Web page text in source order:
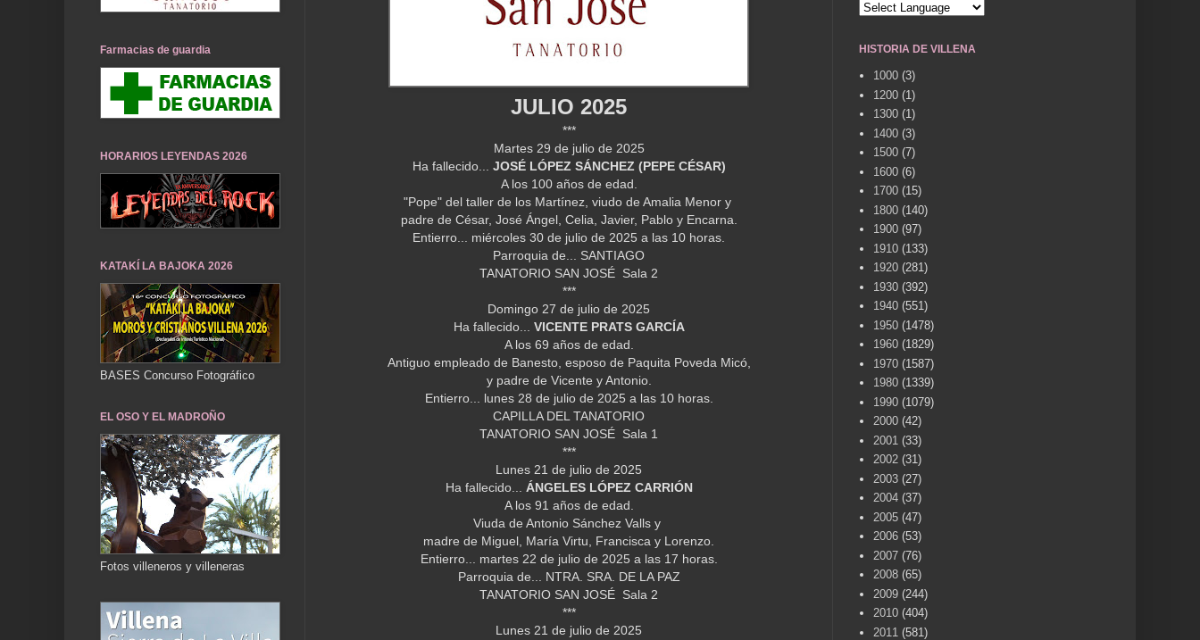
JULIO 2025
***
Martes 29 de julio de 2025
Ha fallecido... JOSÉ LÓPEZ SÁNCHEZ (PEPE CÉSAR)
A los 100 años de edad.
"Pope" del taller de los Martínez, viudo de Amalia Menor y
padre de César, José Ángel, Celia, Javier, Pablo y Encarna.
Entierro... miércoles 30 de julio de 2025 a las 10 horas.
Parroquia de... SANTIAGO
TANATORIO SAN JOSÉ Sala 2
***
Domingo 27 de julio de 2025
Ha fallecido... VICENTE PRATS GARCÍA
A los 69 años de edad.
Antiguo empleado de Banesto, esposo de Paquita Poveda Micó,
y padre de Vicente y Antonio.
Entierro... lunes 28 de julio de 2025 a las 10 horas.
CAPILLA DEL TANATORIO
TANATORIO SAN JOSÉ Sala 1
***
Lunes 21 de julio de 2025
Ha fallecido... ÁNGELES LÓPEZ CARRIÓN
A los 91 años de edad.
Viuda de Antonio Sánchez Valls y
madre de Miguel, María Virtu, Francisca y Lorenzo.
Entierro... martes 22 de julio de 2025 a las 17 horas.
Parroquia de... NTRA. SRA. DE LA PAZ
TANATORIO SAN JOSÉ Sala 2
***
Lunes 21 de julio de 2025
Farmacias de guardia
HORARIOS LEYENDAS 2026
KATAKÍ LA BAJOKA 2026
BASES Concurso Fotográfico
EL OSO Y EL MADROÑO
Fotos villeneros y villeneras
HISTORIA DE VILLENA
1000 (3)
1200 (1)
1300 (1)
1400 (3)
1500 (7)
1600 (6)
1700 (15)
1800 (140)
1900 (97)
1910 (133)
1920 (281)
1930 (392)
1940 (551)
1950 (1478)
1960 (1829)
1970 (1587)
1980 (1339)
1990 (1079)
2000 (42)
2001 (33)
2002 (31)
2003 (27)
2004 (37)
2005 (47)
2006 (53)
2007 (76)
2008 (65)
2009 (244)
2010 (404)
2011 (581)